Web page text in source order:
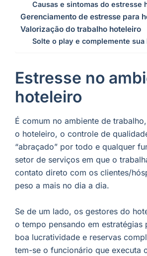
Causas e sintomas do estresse
Gerenciamento de estresse para
Valorização do trabalho hoteleiro
Solte o play e complemente sua
Estresse no
hoteleiro
É comum no ambiente de
o hoteleiro, o controle de
“abraçado” por todo e qualquer
setor de serviços em que o
contato direto com os clientes/
peso a mais no dia a dia.
Se de um lado, os gestores do
o tempo pensando em estratégias
boa lucratividade e reservas
tem-se o funcionário que executa